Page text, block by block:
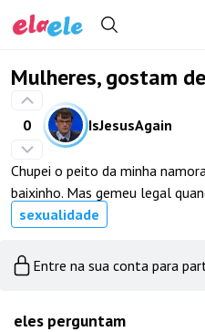
Mulheres, gostam
0 IsJesusAgain
Chupei o peito da minha
baixinho. Mas gemeu legal
sexualidade
Entre na sua conta para
eles perguntam